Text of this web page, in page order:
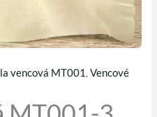
vencová MT001 ,Vencové